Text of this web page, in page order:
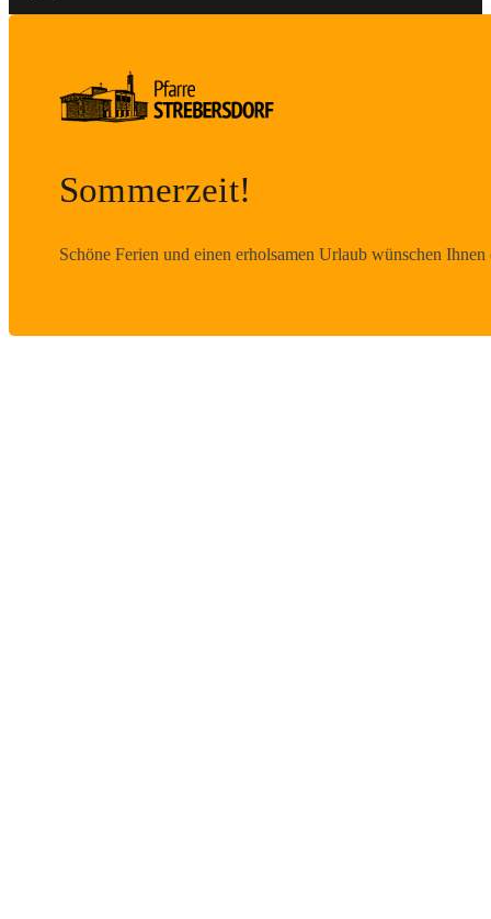
Sommerzeit!
Schöne Ferien und einen erholsamen Urlaub wünschen